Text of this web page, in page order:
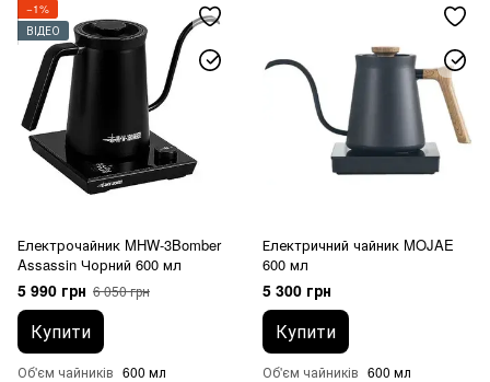
−1%
ВІДЕО
Електрочайник MHW-3Bomber
Assassin Чорний 600 мл
5 990 грн 6 050 грн
Купити
Об'єм чайників 600 мл
Електричний чайник MOJAE
600 мл
5 300 грн
Купити
Об'єм чайників 600 мл